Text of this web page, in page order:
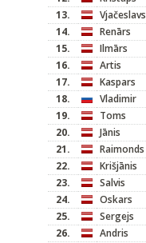
13.
Vjačeslavs
14.
Renārs
15.
Ilmārs
16.
Artis
17.
Kaspars
18.
Vladimir
19.
Toms
20.
Jānis
21.
Raimonds
22.
Krišjānis
23.
Salvis
24.
Oskars
25.
Sergejs
26.
Andris